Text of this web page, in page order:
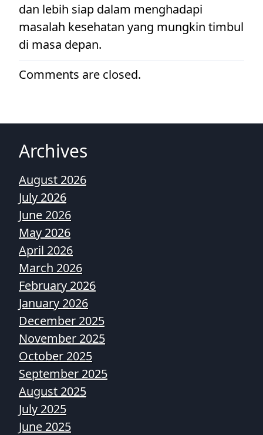
dan lebih siap dalam menghadapi
masalah kesehatan yang mungkin timbul
di masa depan.
Comments are closed.
Archives
August 2026
July 2026
June 2026
May 2026
April 2026
March 2026
February 2026
January 2026
December 2025
November 2025
October 2025
September 2025
August 2025
July 2025
June 2025